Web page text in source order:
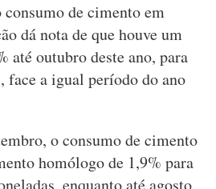
de cimento em
dá nota de que houve um
até outubro deste ano, para
face a igual período do ano
o consumo de cimento
homólogo de 1,9% para
enquanto até agosto